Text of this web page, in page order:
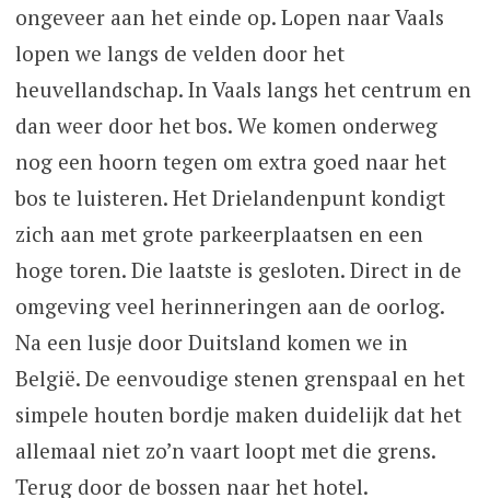
ongeveer aan het einde op. Lopen naar Vaals
lopen we langs de velden door het
heuvellandschap. In Vaals langs het centrum en
dan weer door het bos. We komen onderweg
nog een hoorn tegen om extra goed naar het
bos te luisteren. Het Drielandenpunt kondigt
zich aan met grote parkeerplaatsen en een
hoge toren. Die laatste is gesloten. Direct in de
omgeving veel herinneringen aan de oorlog.
Na een lusje door Duitsland komen we in
België. De eenvoudige stenen grenspaal en het
simpele houten bordje maken duidelijk dat het
allemaal niet zo’n vaart loopt met die grens.
Terug door de bossen naar het hotel.